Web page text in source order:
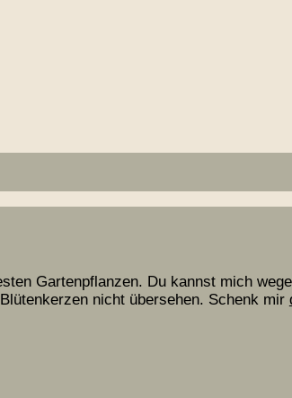
Gartenpflanzen. Du kannst mich
nicht übersehen. Schenk mir